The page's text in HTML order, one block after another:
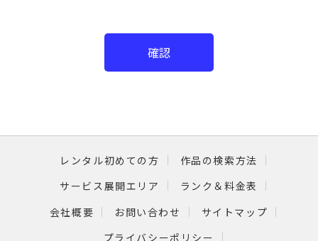
確認
レンタル初めての方
作品の検索方法
サービス展開エリア
ランク＆料金表
会社概要
お問い合わせ
サイトマップ
プライバシーポリシー